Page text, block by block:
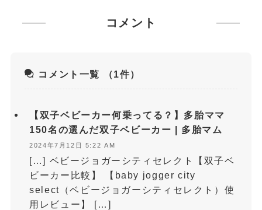
コメント
コメント一覧 （1件）
【双子ベビーカー何乗ってる？】多胎ママ
150名の選んだ双子ベビーカー | 多胎マム
2024年7月12日 5:22 AM
[…] ベビージョガーシティセレクト【双子ベ
ビーカー比較】 【baby jogger city
select（ベビージョガーシティセレクト）使
用レビュー】 […]